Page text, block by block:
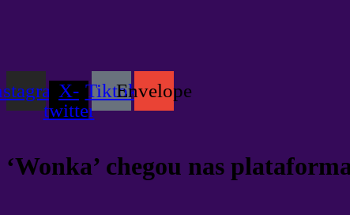
X-
twitter
TiktokEnvelope
‘Wonka’ chegou nas